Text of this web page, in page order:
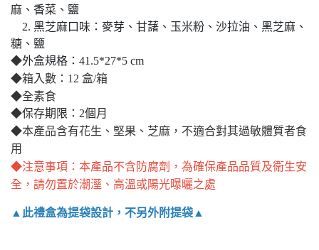
麻、香菜、鹽
2. 黑芝麻口味：麥芽、甘藷、玉米粉、沙拉油、黑芝麻、
糖、鹽
◆外盒規格：41.5*27*5 cm
◆箱入數： 12 盒/箱
◆全素食
◆保存期限：2個月
◆本產品含有花生、堅果 、芝麻 ，不適合對其過敏體質者食
用
◆注意事項：本產品不含防腐劑，為確保產品品質及衛生安
全，請勿置於潮溼、高溫或陽光曝曬之處
▲此禮盒為提袋設計，不另外附提袋▲